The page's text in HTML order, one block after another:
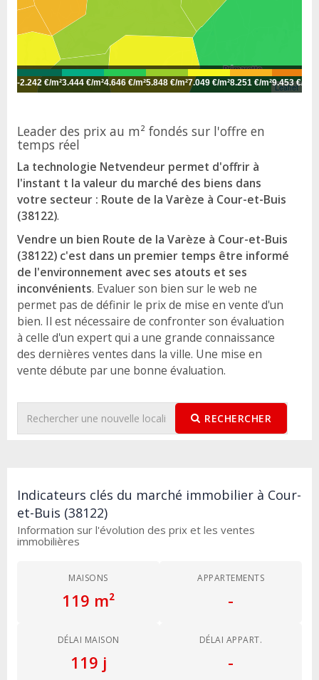
Leaflet
-2.242 €/m²3.444 €/m²4.646 €/m²5.848 €/m²7.049 €/m²8.251 €/m²9.453 €/m²
Leader des prix au m² fondés sur l'offre en
temps réel
La technologie Netvendeur permet d'offrir à
l'instant t la valeur du marché des biens dans
votre secteur : Route de la Varèze à Cour-et-Buis
(38122).
Vendre un bien Route de la Varèze à Cour-et-Buis
(38122) c'est dans un premier temps être informé
de l'environnement avec ses atouts et ses
inconvénients. Evaluer son bien sur le web ne
permet pas de définir le prix de mise en vente d'un
bien. Il est nécessaire de confronter son évaluation
à celle d'un expert qui a une grande connaissance
des dernières ventes dans la ville. Une mise en
vente débute par une bonne évaluation.
RECHERCHER
Indicateurs clés du marché immobilier à Cour-
et-Buis (38122)
Information sur l'évolution des prix et les ventes
immobilières
MAISONS
119 m²
APPARTEMENTS
-
DÉLAI MAISON
119 j
DÉLAI APPART.
-